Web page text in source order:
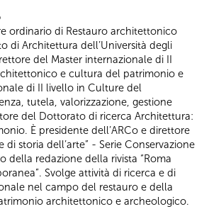
ordinario di Restauro architettonico
di Architettura dell’Università degli
del Master internazionale di II
e cultura del patrimonio e
di II livello in Culture del
tutela, valorizzazione, gestione
del Dottorato di ricerca Architettura:
È presidente dell’ARCo e direttore
di storia dell’arte” - Serie Conservazione
della redazione della rivista “Roma
Svolge attività di ricerca e di
nel campo del restauro e della
architettonico e archeologico.